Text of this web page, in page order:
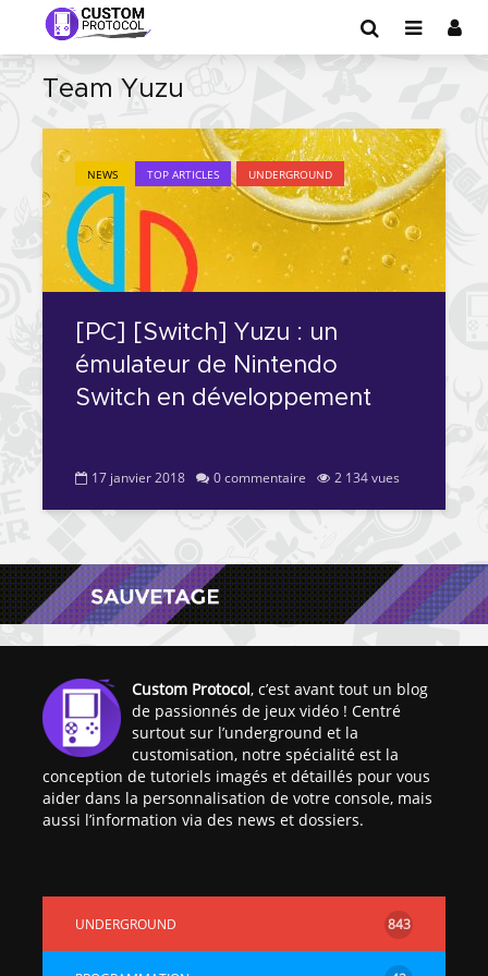
Team Yuzu
NEWS TOP ARTICLES UNDERGROUND
[PC] [Switch] Yuzu : un
émulateur de Nintendo
Switch en développement
17 janvier 2018 0 commentaire 2 134 vues
Custom Protocol, c’est avant tout un blog
de passionnés de jeux vidéo ! Centré
surtout sur l’underground et la
customisation, notre spécialité est la
conception de tutoriels imagés et détaillés pour vous
aider dans la personnalisation de votre console, mais
aussi l’information via des news et dossiers.
UNDERGROUND 843